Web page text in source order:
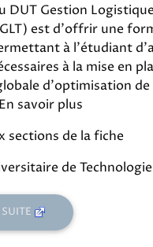
DUT Gestion
est d'offrir une
à l'étudiant
à la mise en
d'optimisation de
savoir plus
sections de la fiche
de